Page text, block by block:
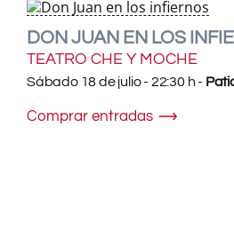
DON JUAN EN LOS
TEATRO CHE Y MOCHE
Sábado 18 de julio - 22:30 h -
Comprar entradas